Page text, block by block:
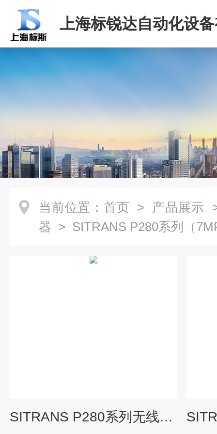
上海标锐达自动化设
司
当前位置： 首页 > 产品展示
器 > SITRANS P280系列（
SITRANS P280系列无线HART压力和绝压变送器